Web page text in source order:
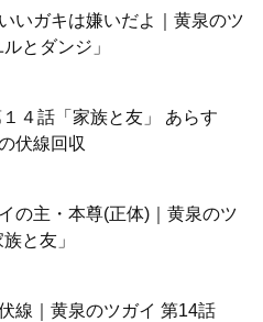
いガキは嫌いだよ｜黄泉のツ
とダンジ」
４話「家族と友」 あらす
伏線回収
の主・本尊(正体)｜黄泉のツ
と友」
線｜黄泉のツガイ 第14話